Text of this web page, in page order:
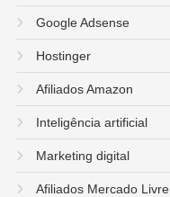
Google Adsense
Hostinger
Afiliados Amazon
Inteligência artificial
Marketing digital
Afiliados Mercado Livre